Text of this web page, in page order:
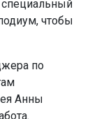
Анны
по форме.
их в
работы сайта,
сервиса. Для
,Mail.ru